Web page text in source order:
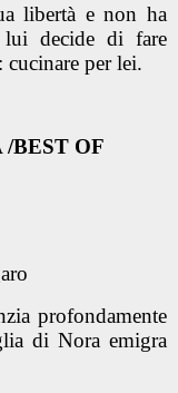
libertà e non ha
decide di fare
cucinare per lei.
BEST OF
profondamente
di Nora emigra